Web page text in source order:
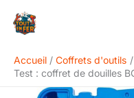
Accueil
Coffrets d'outils
Test : coffret de douilles